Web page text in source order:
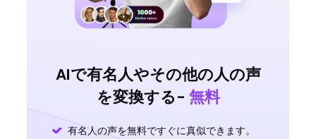
AIで有名人やその他の人の声
を変換する- 無料
有名人の声を無料ですぐに真似できます。